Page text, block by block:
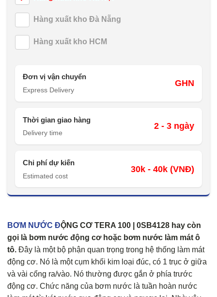
Hàng xuất kho Đà Nẵng
Hàng xuất kho HCM
Đơn vị vận chuyển
Express Delivery
GHN
Thời gian giao hàng
Delivery time
2 - 3 ngày
Chi phí dự kiến
Estimated cost
30k - 40k (VNĐ)
BƠM NƯỚC ĐỘNG CƠ TERA 100 | 0SB4128 hay còn
gọi là bơm nước động cơ hoặc bơm nước làm mát ô
tô. Đây là một bộ phận quan trọng trong hệ thống làm mát
động cơ. Nó là một cụm khối kim loại đúc, có 1 trục ở giữa
và vài cổng ra/vào. Nó thường được gắn ở phía trước
động cơ. Chức năng của bơm nước là tuần hoàn nước